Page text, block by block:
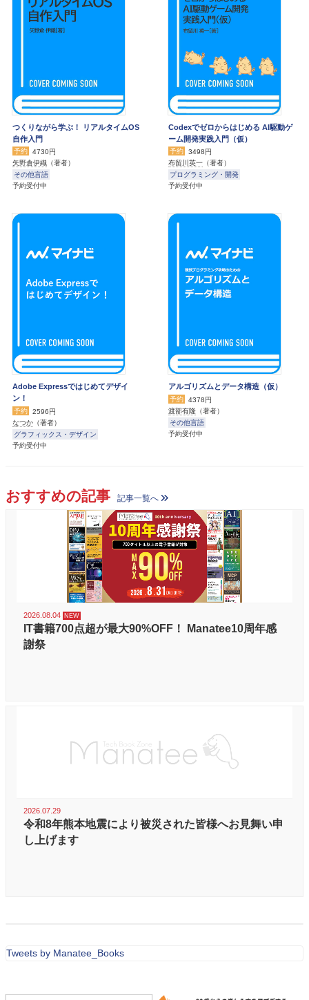
つくりながら学ぶ！ リアルタイムOS
自作入門
予約
4730円
矢野倉伊織 （著者）
その他言語
予約受付中
Codexでゼロからはじめる AI駆動ゲ
ーム開発実践入門（仮）
予約
3498円
布留川英一 （著者）
プログラミング・開発
予約受付中
Adobe Expressではじめてデザイ
ン！
予約
2596円
なつか （著者）
グラフィックス・デザイン
予約受付中
アルゴリズムとデータ構造（仮）
予約
4378円
渡部有隆 （著者）
その他言語
予約受付中
おすすめの記事 記事一覧へ
2026.08.04
IT書籍700点超が最大90%OFF！ Manatee10周年感
謝祭
2026.07.29
令和8年熊本地震により被災された皆様へお見舞い申
し上げます
Tweets by Manatee_Books